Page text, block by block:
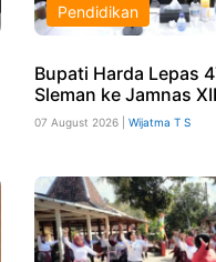
Pendidikan
Bupati Harda Lepas
Sleman ke Jamnas
07 August 2026 | Wijatma T S